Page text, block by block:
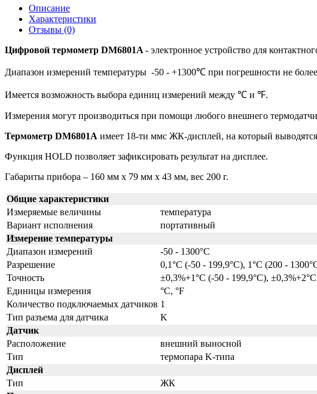
Описание
Характеристики
Отзывы (0)
Цифровой термометр DM6801A - электронное устройство для
Диапазон измерений температуры -50 - +1300℃ при погрешности не более
Имеется возможность выбора единиц измерений между ℃ и ℉.
Измерения могут производиться при помощи любого внешнего
Термометр DM6801A имеет 18-ти ммс ЖК-дисплей, на который выводятся
Функция HOLD позволяет зафиксировать результат на дисплее.
Габариты прибора – 160 мм х 79 мм х 43 мм, вес 200 г.
Общие характеристики
Измеряемые величины
температура
Вариант исполнения
портативный
Измерение температуры
Диапазон измерений
-50 - 1300°C
Разрешение
0,1°C (-50 - 199,9°C), 1°C (200 -
Точность
±0,3%+1°C (-50 - 199,9°C),
Единицы измерения
°C, °F
Количество подключаемых датчиков 1
Тип разъема для датчика
K
Датчик
Расположение
внешний выносной
Тип
термопара K-типа
Дисплей
Тип
ЖК